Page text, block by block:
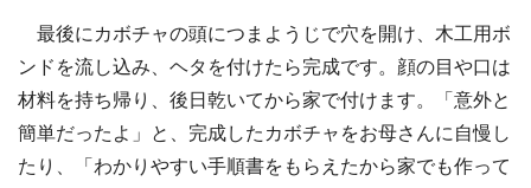
最後にカボチャの頭につまようじで穴を開け、木工用ボ
ンドを流し込み、ヘタを付けたら完成です。顔の目や口は
材料を持ち帰り、後日乾いてから家で付けます。「意外と
簡単だったよ」と、完成したカボチャをお母さんに自慢し
たり、「わかりやすい手順書をもらえたから家でも作って